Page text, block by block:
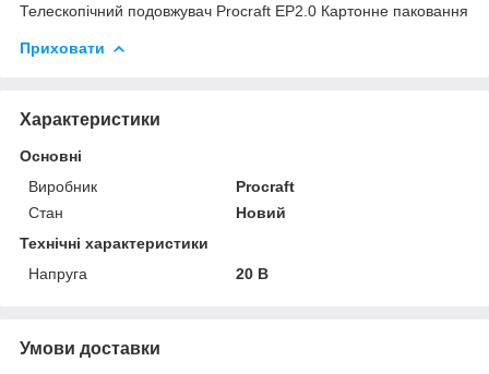
Телескопічний подовжувач Procraft EP2.0 Картонне паковання
Приховати
Характеристики
Основні
Виробник
Procraft
Стан
Новий
Технічні характеристики
Напруга
20 В
Умови доставки